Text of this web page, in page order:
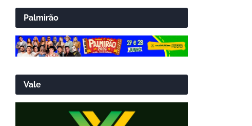
Palmirão
Vale